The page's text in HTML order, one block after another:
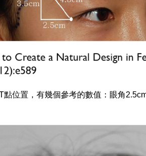
位置，有幾個參考的數值：眼角